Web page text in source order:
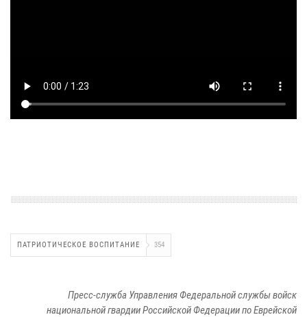
ПАТРИОТИЧЕСКОЕ ВОСПИТАНИЕ 354
Пресс-служба Управления Федеральной службы войск
национальной гвардии Российской Федерации по Еврейской